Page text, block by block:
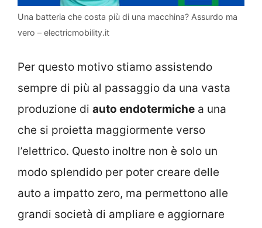
Una batteria che costa più di una macchina? Assurdo ma
vero – electricmobility.it
Per questo motivo stiamo assistendo
sempre di più al passaggio da una vasta
produzione di auto endotermiche a una
che si proietta maggiormente verso
l’elettrico. Questo inoltre non è solo un
modo splendido per poter creare delle
auto a impatto zero, ma permettono alle
grandi società di ampliare e aggiornare